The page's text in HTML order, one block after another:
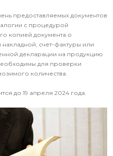
предоставляемых документов
с процедурой
копией документа о
счет-фактуры или
декларации на продукцию
для проверки
количества.
до 19 апреля 2024 года.